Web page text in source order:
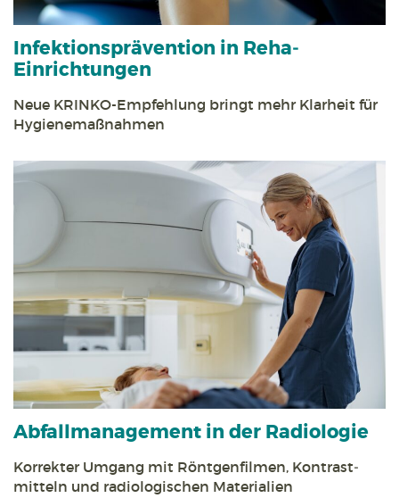
Infektions­prävention in Reha­
Einrichtungen
Neue KRINKO-Empfehlung bringt mehr Klarheit für
Hygiene­maßnahmen
Abfall­management in der Radiologie
Korrekter Umgang mit Röntgen­filmen, Kontrast­
mitteln und radiologischen Materialien